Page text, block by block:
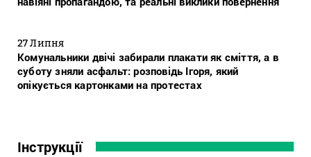
27 Липня
Комунальники двічі забирали плакати як сміття, а в
суботу зняли асфальт: розповідь Ігоря, який
опікується картонками на протестах
Інструкції